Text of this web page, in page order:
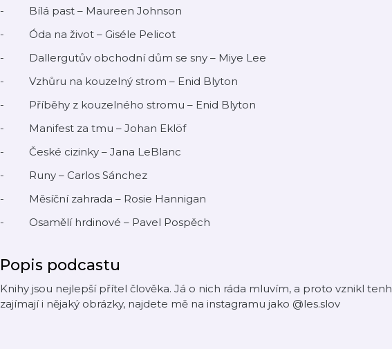
- Bílá past – Maureen Johnson
- Óda na život – Giséle Pelicot
- Dallergutův obchodní dům se sny – Miye Lee
- Vzhůru na kouzelný strom – Enid Blyton
- Příběhy z kouzelného stromu – Enid Blyton
- Manifest za tmu – Johan Eklöf
- České cizinky – Jana LeBlanc
- Runy – Carlos Sánchez
- Měsíční zahrada – Rosie Hannigan
- Osamělí hrdinové – Pavel Pospěch
Popis podcastu
Knihy jsou nejlepší přítel člověka. Já o nich ráda mluvím, a proto vznikl
zajímají i nějaký obrázky, najdete mě na instagramu jako @les.slov